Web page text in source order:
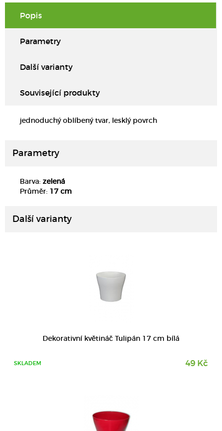
Popis
Parametry
Další varianty
Související produkty
jednoduchý oblíbený tvar, lesklý povrch
Parametry
Barva: zelená
Průměr: 17 cm
Další varianty
Dekorativní květináč Tulipán 17 cm bílá
SKLADEM 49 Kč